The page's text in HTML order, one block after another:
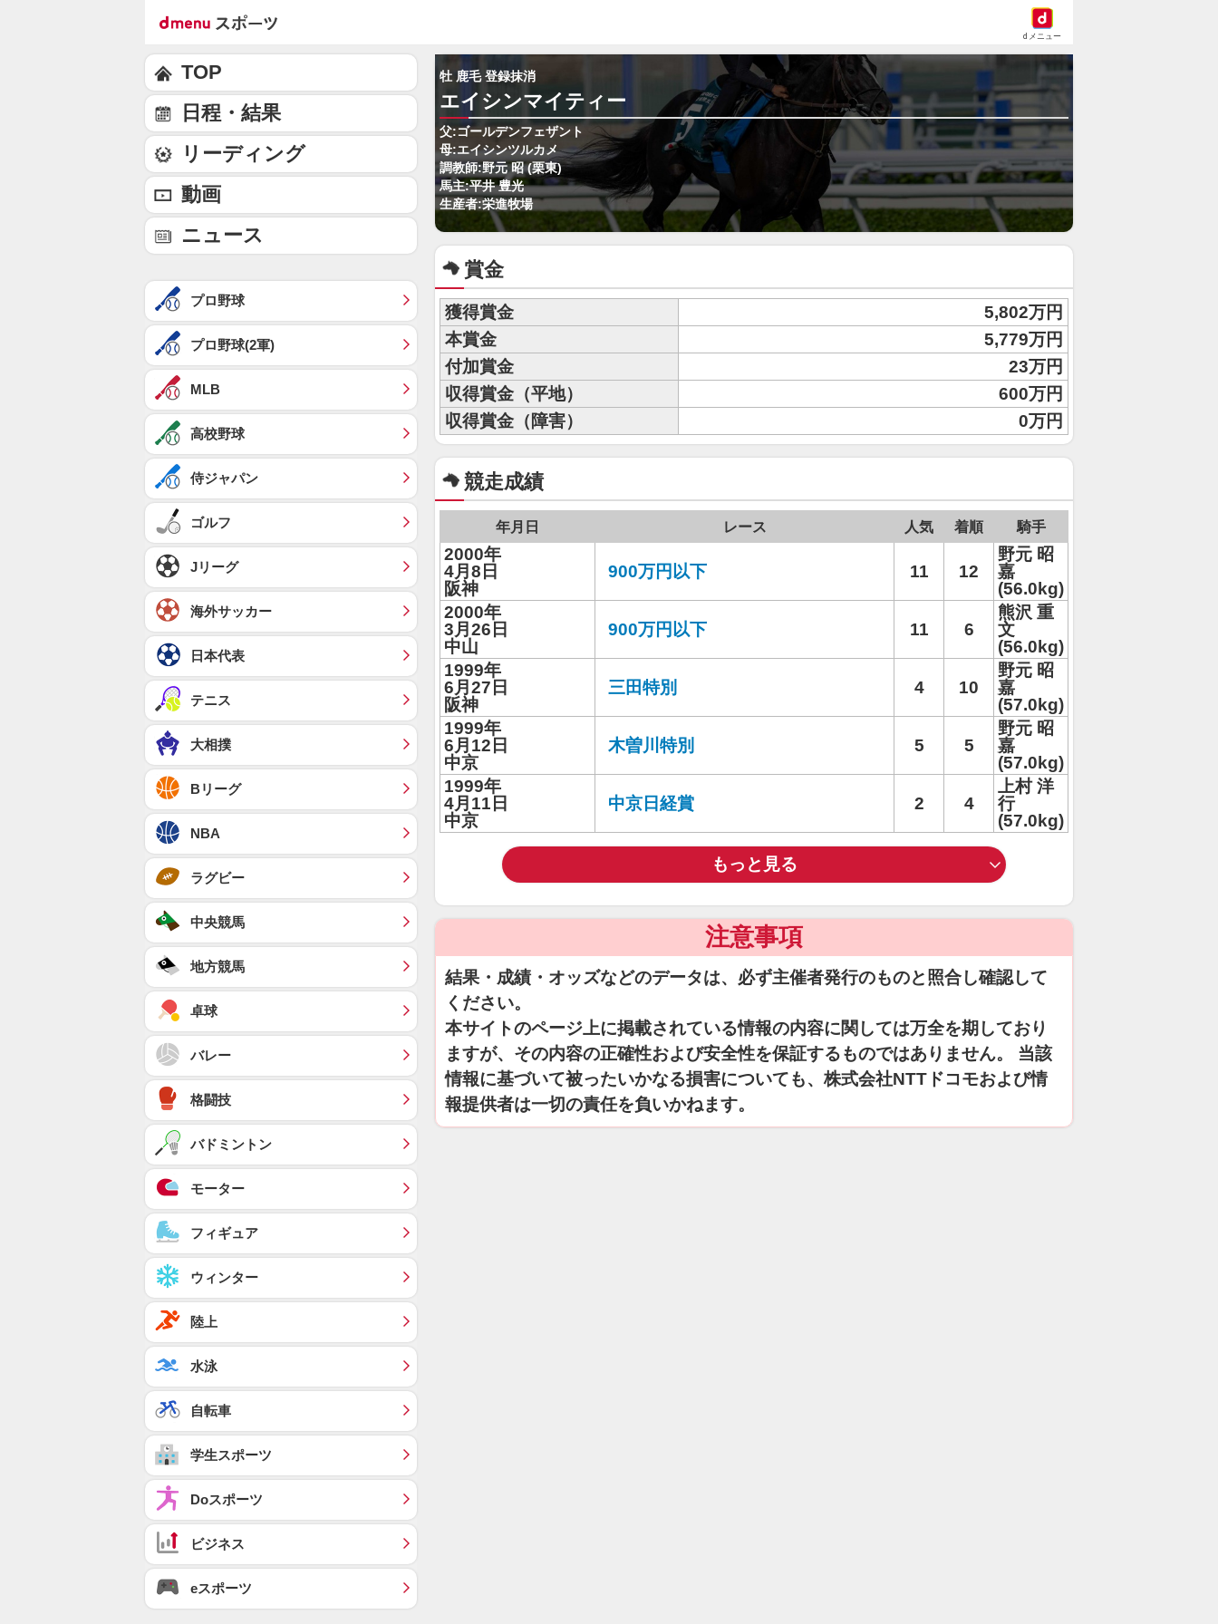
dメニュー
牡 鹿毛 登録抹消
エイシンマイティー
父:ゴールデンフェザント
母:エイシンツルカメ
調教師:野元 昭 (栗東)
馬主:平井 豊光
生産者:栄進牧場
賞金
獲得賞金
5,802万円
本賞金
5,779万円
付加賞金
23万円
収得賞金（平地）
600万円
収得賞金（障害）
0万円
競走成績
年月日 レース 人気 着順 騎手
2000年
4月8日
阪神
900万円以下 11 12
野元 昭
嘉
(56.0kg)
2000年
3月26日
中山
900万円以下 11 6
熊沢 重
文
(56.0kg)
1999年
6月27日
阪神
三田特別 4 10
野元 昭
嘉
(57.0kg)
1999年
6月12日
中京
木曽川特別 5 5
野元 昭
嘉
(57.0kg)
1999年
4月11日
中京
中京日経賞 2 4
上村 洋
行
(57.0kg)
もっと見る
注意事項
結果・成績・オッズなどのデータは、必ず主催者発行のものと照合し確認して
ください。
本サイトのページ上に掲載されている情報の内容に関しては万全を期しており
ますが、その内容の正確性および安全性を保証するものではありません。 当該
情報に基づいて被ったいかなる損害についても、株式会社NTTドコモおよび情
報提供者は一切の責任を負いかねます。
TOP
日程・結果
リーディング
動画
ニュース
プロ野球
プロ野球(2軍)
MLB
高校野球
侍ジャパン
ゴルフ
Jリーグ
海外サッカー
日本代表
テニス
大相撲
Bリーグ
NBA
ラグビー
中央競馬
地方競馬
卓球
バレー
格闘技
バドミントン
モーター
フィギュア
ウィンター
陸上
水泳
自転車
学生スポーツ
Doスポーツ
ビジネス
eスポーツ